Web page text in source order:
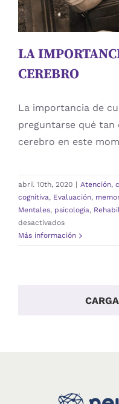
Procesos Mentales
LA
CEREBRO
La importancia de
preguntarse qué tan
cerebro en este
abril 10th, 2020 | Atención,
cognitiva, Evaluación,
Mentales, psicologia,
desactivadosen
LA
CEREBRO
Más información